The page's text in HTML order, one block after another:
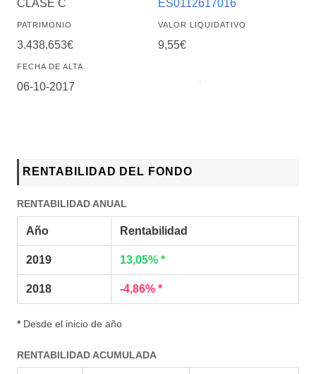
CLASE C ES0112617016
PATRIMONIO
3.438.653€
VALOR LIQUIDATIVO
9,55€
FECHA DE ALTA
06-10-2017
RENTABILIDAD DEL FONDO
RENTABILIDAD ANUAL
Año Rentabilidad
2019 13,05% *
2018 -4,86% *
*Desde el inicio de año
RENTABILIDAD ACUMULADA